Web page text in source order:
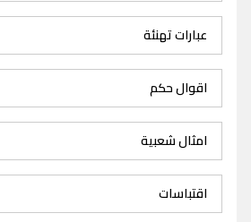
عبارات تهنئة
اقوال حكم
امثال شعبية
اقتباسات